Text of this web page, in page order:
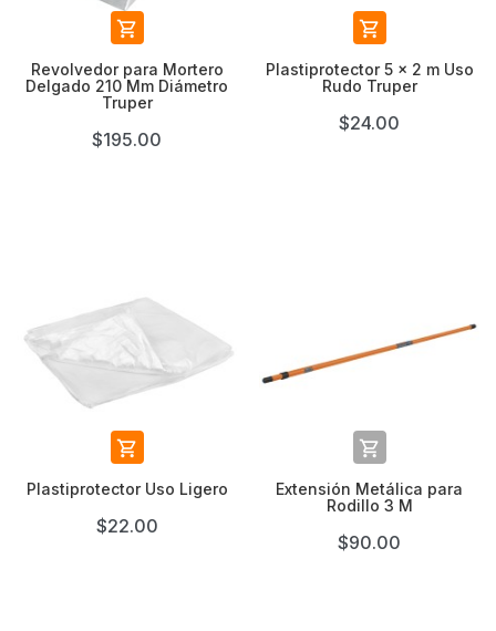

Revolvedor para Mortero
Delgado 210 Mm Diámetro
Truper
$195.00

Plastiprotector 5 x 2 m Uso
Rudo Truper
$24.00

Plastiprotector Uso Ligero
$22.00

Extensión Metálica para
Rodillo 3 M
$90.00